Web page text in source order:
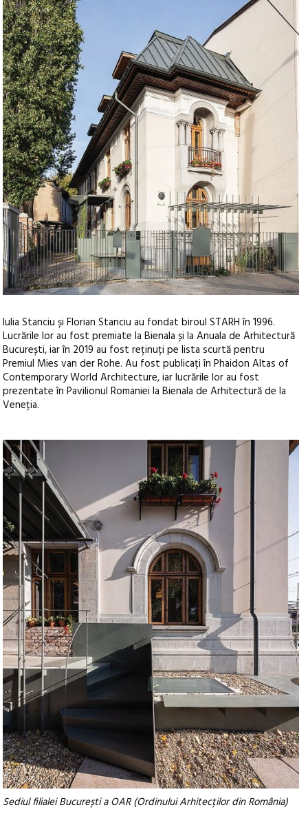
Iulia Stanciu și Florian Stanciu au fondat biroul STARH în 1996.
Lucrările lor au fost premiate la Bienala și la Anuala de Arhitectură
București, iar în 2019 au fost reținuți pe lista scurtă pentru
Premiul Mies van der Rohe. Au fost publicați în Phaidon Altas of
Contemporary World Architecture, iar lucrările lor au fost
prezentate în Pavilionul Romaniei la Bienala de Arhitectură de la
Veneția.
Sediul filialei București a OAR (Ordinului Arhitecților din România)